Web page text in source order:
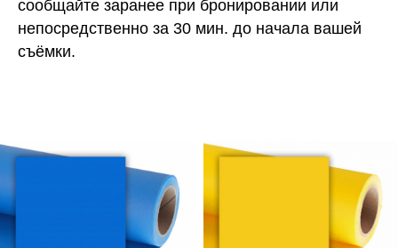
сообщайте заранее при бронировании или
непосредственно за 30 мин. до начала вашей
съёмки.